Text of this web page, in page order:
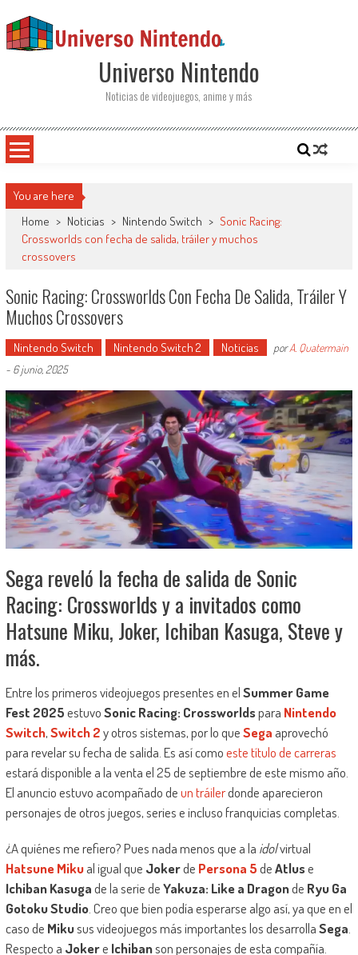
Universo Nintendo
Noticias de videojuegos, anime y más
You are here
Home > Noticias > Nintendo Switch > Sonic Racing:
Crossworlds con fecha de salida, tráiler y muchos
crossovers
Sonic Racing: Crossworlds Con Fecha De Salida, Tráiler Y
Muchos Crossovers
Nintendo Switch Nintendo Switch 2 Noticias porA. Quatermain
- 6 junio, 2025
Sega reveló la fecha de salida de Sonic
Racing: Crossworlds y a invitados como
Hatsune Miku, Joker, Ichiban Kasuga, Steve y
más.
Entre los primeros videojuegos presentes en elSummer Game
Fest 2025estuvoSonic Racing: Crossworldspara Nintendo
Switch,Switch 2y otros sistemas, por lo queSega aprovechó
para revelar su fecha de salida. Es así comoeste título de carreras
estará disponible a la venta el 25 de septiembre de este mismo año.
El anuncio estuvo acompañado deun tráilerdonde aparecieron
personajes de otros juegos, series e incluso franquicias completas.
¿A quiénes me refiero? Pues nada menos que a la idolvirtual
Hatsune Mikual igual que Jokerde Persona 5deAtluse
Ichiban Kasugade la serie deYakuza: Like a Dragonde Ryu Ga
Gotoku Studio. Creo que bien podía esperarse algo así, ya que en el
caso de Mikusus videojuegos más importantes los desarrollaSega
Respecto a Jokere Ichibanson personajes de esta compañía.